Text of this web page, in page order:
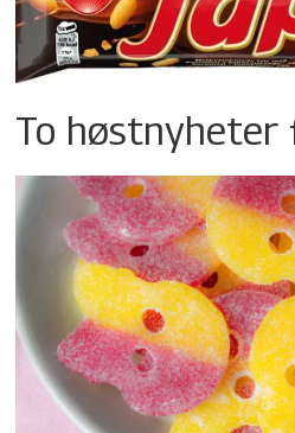
To høstnyheter